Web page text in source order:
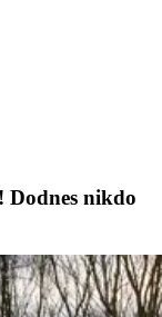
Dodnes nikdo